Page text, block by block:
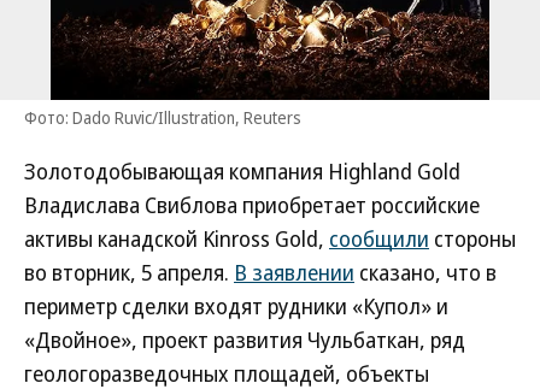
Фото: Dado Ruvic/Illustration, Reuters
Золотодобывающая компания Highland Gold
Владислава Свиблова приобретает российские
активы канадской Kinross Gold, сообщили стороны
во вторник, 5 апреля. В заявлении сказано, что в
периметр сделки входят рудники «Купол» и
«Двойное», проект развития Чульбаткан, ряд
геологоразведочных площадей, объекты